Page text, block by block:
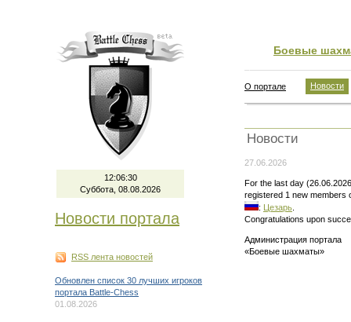
12:06:30
Суббота, 08.08.2026
Новости портала
RSS лента новостей
Обновлен список 30 лучших игроков
портала Battle-Chess
01.08.2026
Боевые
О портале Новости
Новости
27.06.2026
For the last day
registered 1 new members
: Цезарь
Congratulations upon
Администрация портала
«Боевые шахматы»